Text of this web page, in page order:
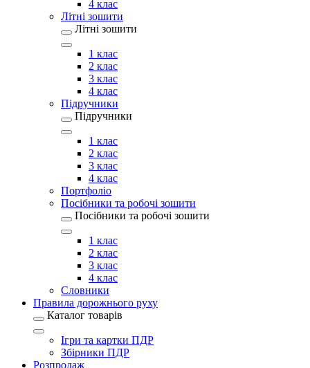
4 клас
Літні зошити
Літні зошити
1 клас
2 клас
3 клас
4 клас
Підручники
Підручники
1 клас
2 клас
3 клас
4 клас
Портфоліо
Посібники та робочі зошити
Посібники та робочі зошити
1 клас
2 клас
3 клас
4 клас
Словники
Правила дорожнього руху
Каталог товарів
Ігри та картки ПДР
Збірники ПДР
Розпродаж